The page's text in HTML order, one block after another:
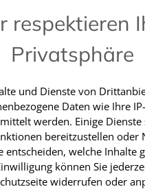
Hotline +43
Topseller
respektieren
Privatsphäre
und Dienste von
Daten wie Ihre
werden. Einige Dienste
bereitzustellen oder
entscheiden, welche Inhalte
können Sie
widerrufen oder